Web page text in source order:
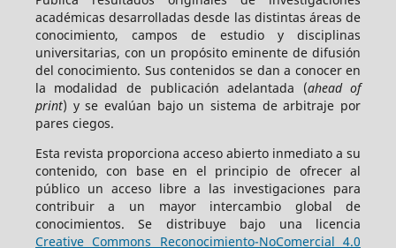
académicas desarrolladas desde las distintas áreas de
conocimiento, campos de estudio y disciplinas
universitarias, con un propósito eminente de difusión
del conocimiento. Sus contenidos se dan a conocer en
la modalidad de publicación adelantada (ahead of
print) y se evalúan bajo un sistema de arbitraje por
pares ciegos.
Esta revista proporciona acceso abierto inmediato a su
contenido, con base en el principio de ofrecer al
público un acceso libre a las investigaciones para
contribuir a un mayor intercambio global de
conocimientos. Se distribuye bajo una licencia
Creative Commons Reconocimiento-NoComercial 4.0